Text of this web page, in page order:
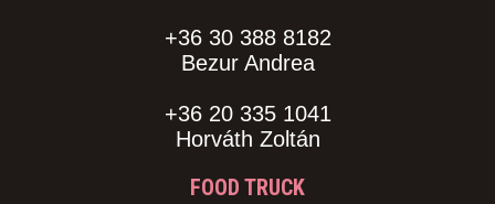
+36 30 388 8182
Bezur Andrea
+36 20 335 1041
Horváth Zoltán
FOOD TRUCK